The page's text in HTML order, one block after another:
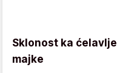
Sklonost ka
majke